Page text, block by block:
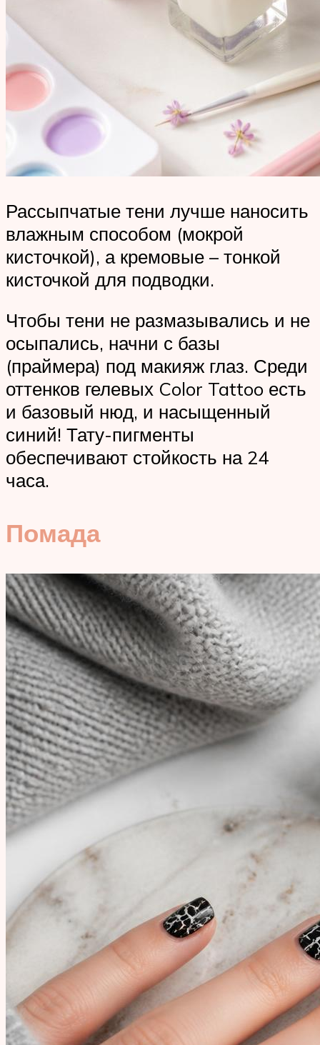
Рассыпчатые тени лучше наносить
влажным способом (мокрой
кисточкой), а кремовые – тонкой
кисточкой для подводки.
Чтобы тени не размазывались и не
осыпались, начни с базы
(праймера) под макияж глаз. Среди
оттенков гелевых Color Tattoo есть
и базовый нюд, и насыщенный
синий! Тату-пигменты
обеспечивают стойкость на 24
часа.
Помада